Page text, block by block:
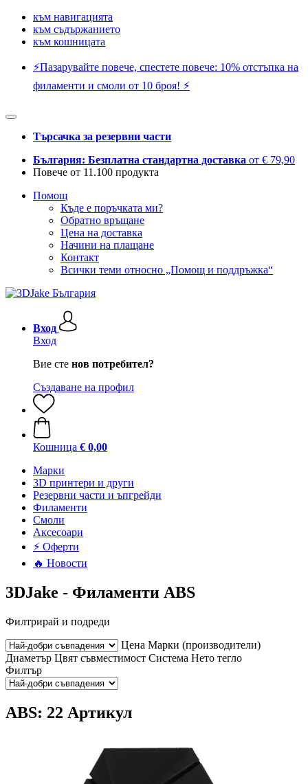
към навигацията
към съдържанието
към кошницата
⚡️Пазарувайте повече, спестете повече: 10% отстъпка на
филаменти и смоли от 10 броя! ⚡️
Търсачка за резервни части
България: Безплатна стандартна доставка от € 79,90
Повече от 11.100 продукта
Помощ
Къде е поръчката ми?
Обратно връщане
Цена на доставка
Начини на плащане
Контакт
Всички теми относно „Помощ и поддръжка“
Вход
Вход
Вие сте нов потребител?
Създаване на профил
Кошница € 0,00
Mарки
3D принтери и други
Резервни части и ъпгрейди
Филаменти
Смоли
Аксесоари
⚡ Оферти
🔥 Новости
3DJake - Филаменти ABS
Филтрирай и подреди
Цена Марки (производители)
Диаметър Цвят съвместимост Система Нето тегло
Филтър
ABS: 22 Артикул